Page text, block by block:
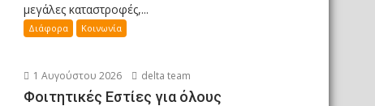
μεγάλες καταστροφές,...
Διάφορα Κοινωνία
1 Αυγούστου 2026 delta team
Φοιτητικές Εστίες για όλους